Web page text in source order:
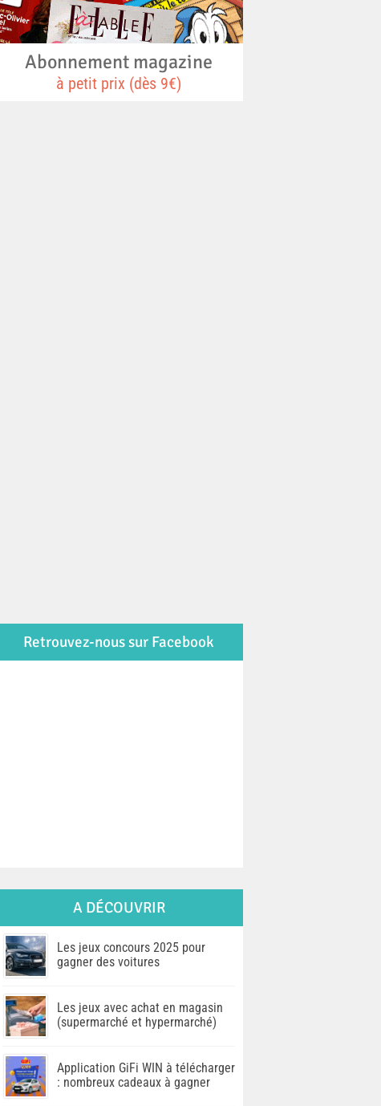
Abonnement magazine
à petit prix (dès 9€)
Retrouvez-nous sur Facebook
A DÉCOUVRIR
Les jeux concours 2025 pour
gagner des voitures
Les jeux avec achat en magasin
(supermarché et hypermarché)
Application GiFi WIN à télécharger
: nombreux cadeaux à gagner